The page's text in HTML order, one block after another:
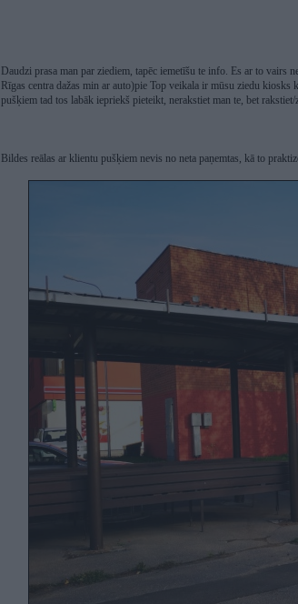
Daudzi prasa man par ziediem, tapēc iemetīšu te info. Es ar to
Rīgas centra dažas min ar auto)pie Top veikala ir mūsu ziedu
pušķiem tad tos labāk iepriekš pieteikt, nerakstiet man te, bet
Bildes reālas ar klientu pušķiem nevis no neta paņemtas, kā to